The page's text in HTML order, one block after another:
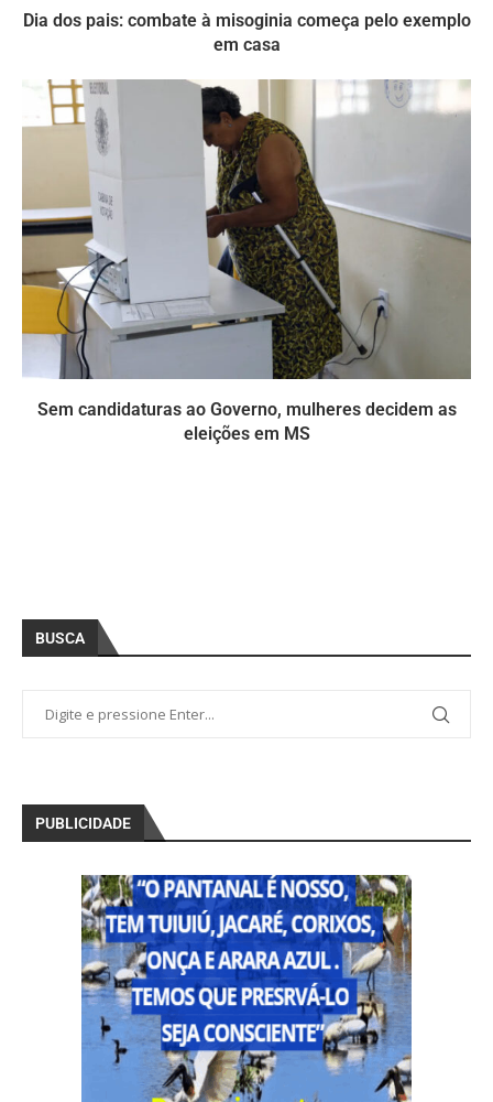
Dia dos pais: combate à misoginia começa pelo exemplo
em casa
Sem candidaturas ao Governo, mulheres decidem as
eleições em MS
BUSCA
PUBLICIDADE